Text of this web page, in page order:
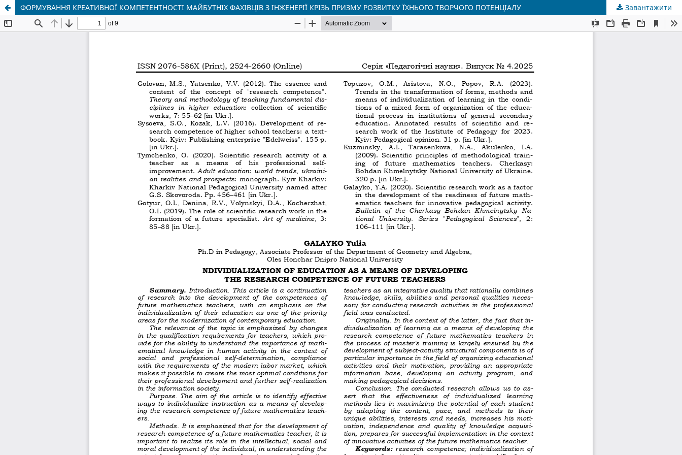
ФОРМУВАННЯ КРЕАТИВНОЇ КОМПЕТЕНТНОСТІ МАЙБУТНІХ ФАХІВЦІВ З ІНЖЕНЕРІЇ КРІЗЬ ПРИЗМУ РОЗВИТКУ ЇХНЬОГО ТВОРЧОГО ПОТЕНЦІАЛУ Завантажити